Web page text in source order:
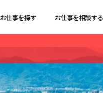
お仕事を探す お仕事を相談する